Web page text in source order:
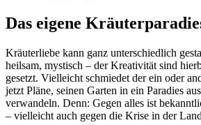
Das eigene
Kräuterliebe kann ganz unterschiedlich
heilsam, mystisch – der Kreativität sind
gesetzt. Vielleicht schmiedet der ein oder
jetzt Pläne, seinen Garten in ein Paradies
verwandeln. Denn: Gegen alles ist
– vielleicht auch gegen die Krise in der